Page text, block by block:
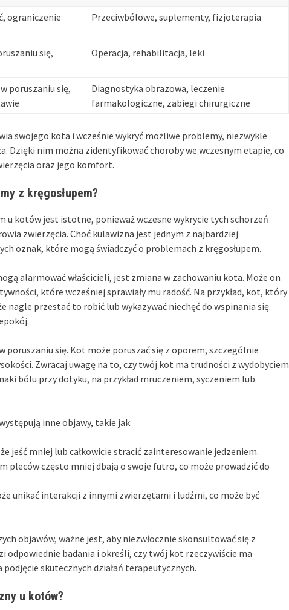
ograniczenie
Przeciwbólowe, suplementy, fizjoterapia
się,
Operacja, rehabilitacja, leki
poruszaniu się,
Diagnostyka obrazowa, leczenie
farmakologiczne, zabiegi chirurgiczne
swojego kota i wcześnie wykryć możliwe problemy, niezwykle
Dzięki nim można zidentyfikować choroby we wczesnym etapie, co
oraz jego komfort.
z kręgosłupem?
u kotów jest istotne, ponieważ wczesne wykrycie tych schorzeń
zwierzęcia. Choć kulawizna jest jednym z najbardziej
oznak, które mogą świadczyć o problemach z kręgosłupem.
alarmować właścicieli, jest zmiana w zachowaniu kota. Może on
które wcześniej sprawiały mu radość. Na przykład, kot, który
nagle przestać to robić lub wykazywać niechęć do wspinania się.
się. Kot może poruszać się z oporem, szczególnie
Zwracaj uwagę na to, czy twój kot ma trudności z wydobyciem
bólu przy dotyku, na przykład mruczeniem, syczeniem lub
inne objawy, takie jak:
jeść mniej lub całkowicie stracić zainteresowanie jedzeniem.
pleców często mniej dbają o swoje futro, co może prowadzić do
unikać interakcji z innymi zwierzętami i ludźmi, co może być
objawów, ważne jest, aby niezwłocznie skonsultować się z
odpowiednie badania i określi, czy twój kot rzeczywiście ma
skutecznych działań terapeutycznych.
u kotów?